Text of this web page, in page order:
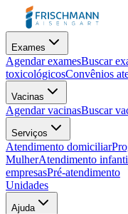
Exames
Agendar examesBuscar
toxicológicosConvênios
Vacinas
Agendar vacinasBuscar
Serviços
Atendimento domiciliar
MulherAtendimento
empresasPré-atendimento
Unidades
Ajuda